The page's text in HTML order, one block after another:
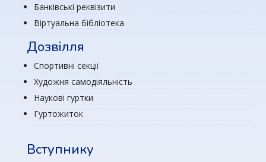
Банківські реквізити
Віртуальна бібліотека
Дозвілля
Спортивні секції
Художня самодіяльність
Наукові гуртки
Гуртожиток
Вступнику